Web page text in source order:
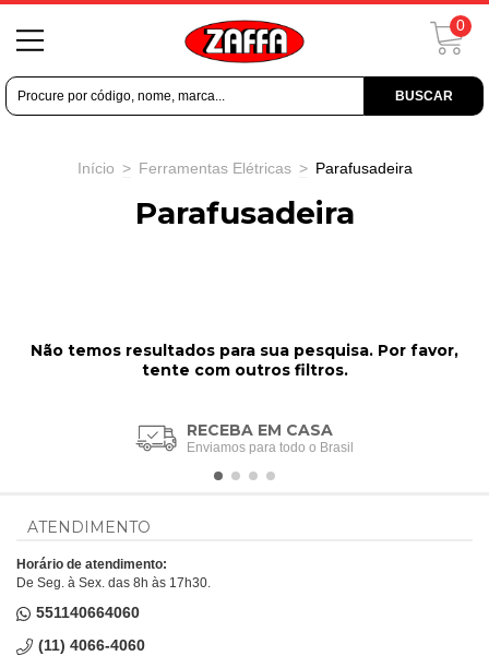
BUSCAR
0
Início > Ferramentas Elétricas > Parafusadeira
Parafusadeira
Não temos resultados para sua pesquisa. Por favor,
tente com outros filtros.
RECEBA EM CASA
Enviamos para todo o Brasil
ATENDIMENTO
Horário de atendimento:
De Seg. à Sex. das 8h às 17h30.
551140664060
(11) 4066-4060